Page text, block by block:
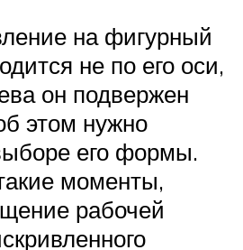
на фигурный
не по его оси,
он подвержен
этом нужно
его формы.
моменты,
рабочей